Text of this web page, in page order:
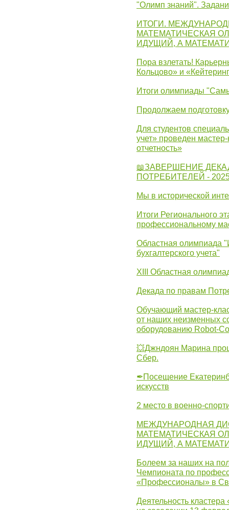
"Олимп знаний".
ИТОГИ.
МАТЕМАТИЧЕСКАЯ
ИДУЩИЙ, А
Пора взлетать!
Кольцово» и
Итоги олимпиады
Продолжаем
Для студентов
учет» проведен
отчетность»
📖ЗАВЕРШЕНИЕ
ПОТРЕБИТЕЛЕЙ -
Мы в исторической
Итоги Регионального
профессиональному
Областная олимпиада
бухгалтерского учета"
XIII Областная
Декада по правам
Обучающий мастер-
от наших неизменных
оборудованию Robot-
💥Джндоян Марина
Сбер.
✒Посещение
искусств
2 место в военно-
МЕЖДУНАРОДНАЯ
МАТЕМАТИЧЕСКАЯ
ИДУЩИЙ, А
Болеем за наших на
Чемпионата по
«Профессионалы» в
Деятельность